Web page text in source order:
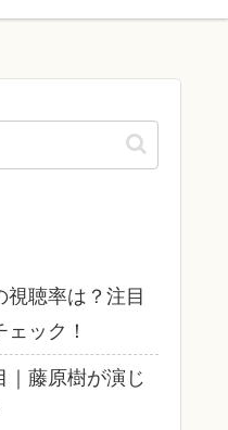
視聴率は？注目
ック！
｜藤原樹が演じ